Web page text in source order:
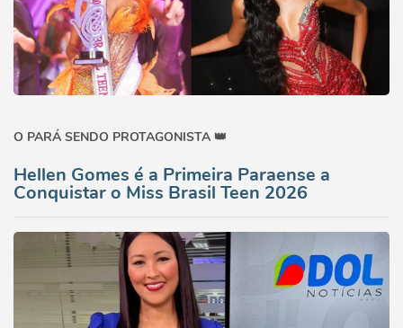
O PARÁ SENDO PROTAGONISTA 👑
Hellen Gomes é a Primeira Paraense a
Conquistar o Miss Brasil Teen 2026